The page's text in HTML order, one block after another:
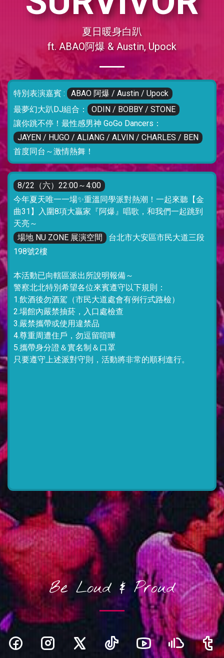
夏日暖身白趴
ft. ABAO阿爆 & Austin, Upock
特別表演嘉賓 :
ABAO 阿爆 / Austin / Upock
最夢幻大趴DJ組合：
ODIN / BOBBY / STONE
讓你跳不停！最性感男神 GoGo Dancers：
JAYEN / HUGO / ALIANG / ALVIN / CHARLES / BEN
首度同台～激情熱舞！
8/22（六）22:00～4:00
今年夏天唯一一場✨重溫同學派對熱潮！一起來聽【金
曲31】入圍8項大贏家『阿爆』唱歌，和我們一起跳到
天亮～
場地 NU ZONE 展演空間
台北市大安區市民大道三段
198號2樓
本活動已向轄區派出所說明報備～
警察北北特別希望各位來賓遵守以下規則：
1.飲酒後勿酒駕（市民大道處會有例行式路檢）
2.場館內嚴禁抽菸，入口處檢查
3.嚴禁攜帶或使用違禁品
4.尊重周遭住戶，勿逗留喧嘩
5.攜帶身分證＆實名制＆口罩
只要遵守上述派對守則，活動將非常的順利進行。
Be Loud & Proud